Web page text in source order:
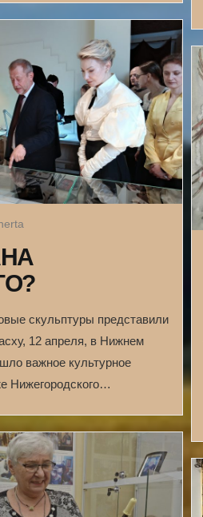
скульптуры представили
12 апреля, в Нижнем
важное культурное
Нижегородского…